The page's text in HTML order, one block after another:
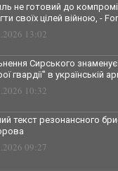
не готовий до
своїх цілей війною, -
13:02
Сирського знаменує
гвардії" в українській
10:32
текст резонансного
09:27